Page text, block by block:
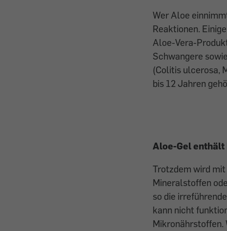
Wer Aloe
Reaktionen.
Aloe-Vera-
Schwangere
(Colitis ulcerosa,
bis 12 Jahren
Aloe-Gel
Trotzdem wird
Mineralstoffen
so die
kann nicht
Mikronährstoffen.